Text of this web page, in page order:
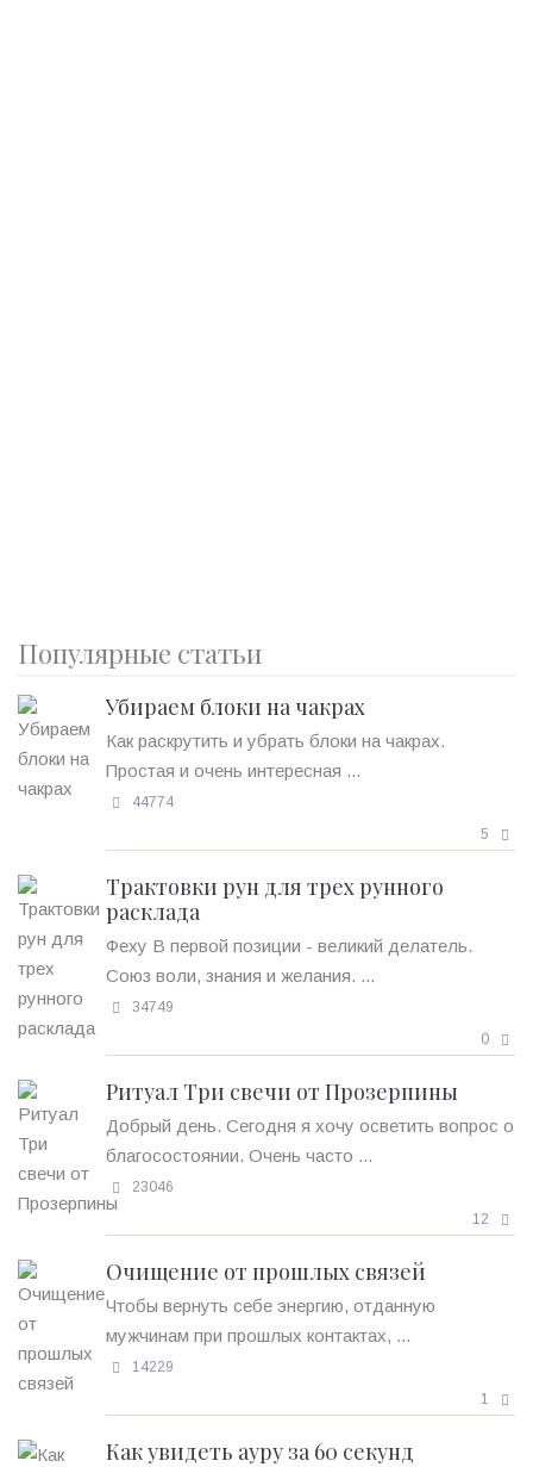
Популярные статьи
Убираем блоки на чакрах
Как раскрутить и убрать блоки на чакрах.
Простая и очень интересная ...
44774
5
Трактовки рун для трех рунного
расклада
Феху В первой позиции - великий делатель.
Союз воли, знания и желания. ...
34749
0
Ритуал Три свечи от Прозерпины
Добрый день. Сегодня я хочу осветить вопрос о
благосостоянии. Очень часто ...
23046
12
Очищение от прошлых связей
Чтобы вернуть себе энергию, отданную
мужчинам при прошлых контактах, ...
14229
1
Как увидеть ауру за 60 секунд